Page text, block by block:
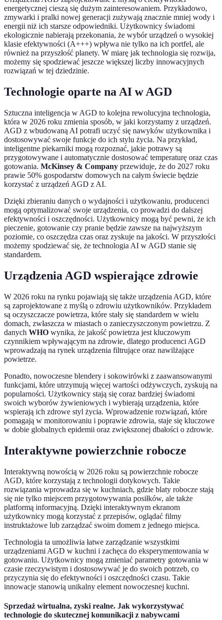
energetycznej cieszą się dużym zainteresowaniem. Przykładowo,
zmywarki i pralki nowej generacji zużywają znacznie mniej wody i
energii niż ich starsze odpowiedniki. Użytkownicy świadomi
ekologicznie nabierają przekonania, że wybór urządzeń o wysokiej
klasie efektywności (A+++) wpływa nie tylko na ich portfel, ale
również na przyszłość planety. W miarę jak technologia się rozwija,
możemy się spodziewać jeszcze większej liczby innowacyjnych
rozwiązań w tej dziedzinie.
Technologie oparte na AI w AGD
Sztuczna inteligencja w AGD to kolejna rewolucyjna technologia,
która w 2026 roku zmienia sposób, w jaki korzystamy z urządzeń.
AGD z wbudowaną AI potrafi uczyć się nawyków użytkownika i
dostosowywać swoje funkcje do ich stylu życia. Na przykład,
inteligentne piekarniki mogą rozpoznać, jakie potrawy są
przygotowywane i automatycznie dostosować temperaturę oraz czas
gotowania. McKinsey & Company przewiduje, że do 2027 roku
prawie 50% gospodarstw domowych na całym świecie będzie
korzystać z urządzeń AGD z AI.
Dzięki zbieraniu danych o wydajności i użytkowaniu, producenci
mogą optymalizować swoje urządzenia, co prowadzi do dalszej
efektywności i oszczędności. Użytkownicy mogą być pewni, że ich
pieczenie, gotowanie czy pranie będzie zawsze na najwyższym
poziomie, co oszczędza czas oraz zyskuje na jakości. W przyszłości
możemy spodziewać się, że technologia AI w AGD stanie się
standardem.
Urządzenia AGD wspierające zdrowie
W 2026 roku na rynku pojawiają się także urządzenia AGD, które
są zaprojektowane z myślą o zdrowiu użytkowników. Przykładem
są oczyszczacze powietrza, które stały się standardem w wielu
domach, zwłaszcza w miastach o zanieczyszczonym powietrzu. Z
danych WHO wynika, że jakość powietrza jest kluczowym
czynnikiem wpływającym na zdrowie, dlatego producenci AGD
wprowadzają na rynek urządzenia filtrujące oraz nawilżające
powietrze.
Ponadto, nowoczesne blendery i sokowirówki z zaawansowanymi
funkcjami, które utrzymują więcej wartości odżywczych, zyskują na
popularności. Użytkownicy stają się coraz bardziej świadomi
swoich wyborów żywieniowych i wybierają urządzenia, które
wspierają ich zdrowe styl życia. Wprowadzenie rozwiązań, które
pomagają w monitorowaniu i poprawie zdrowia, staje się kluczowe
w dobie globalnych epidemii oraz zwiększonej dbałości o zdrowie.
Interaktywne powierzchnie robocze
Interaktywną nowością w 2026 roku są powierzchnie robocze
AGD, które korzystają z technologii dotykowych. Takie
rozwiązania wprowadza się w kuchniach, gdzie blaty robocze stają
się nie tylko miejscem przygotowywania posiłków, ale także
platformą informacyjną. Dzięki interaktywnym ekranom
użytkownicy mogą korzystać z przepisów, oglądać filmy
instruktażowe lub zarządzać swoim domem z jednego miejsca.
Technologia ta umożliwia łatwe zarządzanie wszystkimi
urządzeniami AGD w kuchni i zachęca do eksperymentowania w
gotowaniu. Użytkownicy mogą zmieniać parametry gotowania w
czasie rzeczywistym i dostosowywać je do swoich potrzeb, co
przyczynia się do efektywności i oszczędności czasu. Takie
innowacje stanowią unikalny element nowoczesnej kuchni.
Sprzedaż wirtualna, zyski realne. Jak wykorzystywać
technologie do skutecznej komunikacji z nabywcami